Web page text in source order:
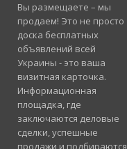
Вы размещаете – мы
продаем! Это не просто
доска бесплатных
объявлений всей
Украины - это ваша
визитная карточка.
Информационная
площадка, где
заключаются деловые
сделки, успешные
продажи и подбираются